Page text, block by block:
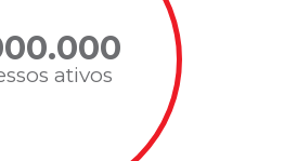
ativos